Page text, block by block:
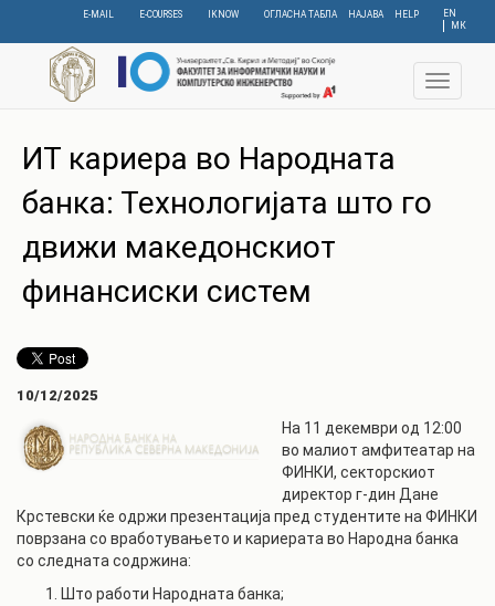
content
EN
МК
E-MAIL E-COURSES IKNOW ОГЛАСНА ТАБЛА НАЈАВА HELP
Toggle
ИТ кариера во Народната
банка: Технологијата што го
движи македонскиот
финансиски систем
10/12/2025
На 11 декември од 12:00
во малиот амфитеатар на
ФИНКИ, секторскиот
директор г-дин Дане
Крстевски ќе одржи презентација пред студентите на ФИНКИ
поврзана со вработувањето и кариерата во Народна банка
со следната содржина:
Што работи Народната банка;